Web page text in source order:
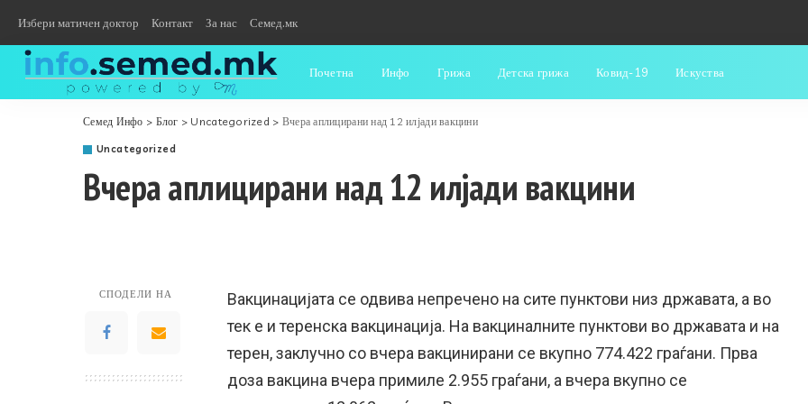
Избери матичен доктор Контакт За нас Семед.мк
Почетна Инфо Грижа Детска грижа Ковид-19 Искуства
Семед Инфо > Блог > Uncategorized > Вчера аплицирани над 12 илјади вакцини
Uncategorized
Вчера аплицирани над 12 илјади вакцини
СПОДЕЛИ НА
Вакцинацијата се одвива непречено на сите пунктови низ државата, а во
тек е и теренска вакцинација. На вакциналните пунктови во државата и на
терен, заклучно со вчера вакцинирани се вкупно 774.422 граѓани. Прва
доза вакцина вчера примиле 2.955 граѓани, а вчера вкупно се